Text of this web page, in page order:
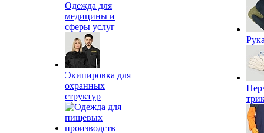
Одежда для
медицины и
сферы услуг
Экипировка для
охранных
структур